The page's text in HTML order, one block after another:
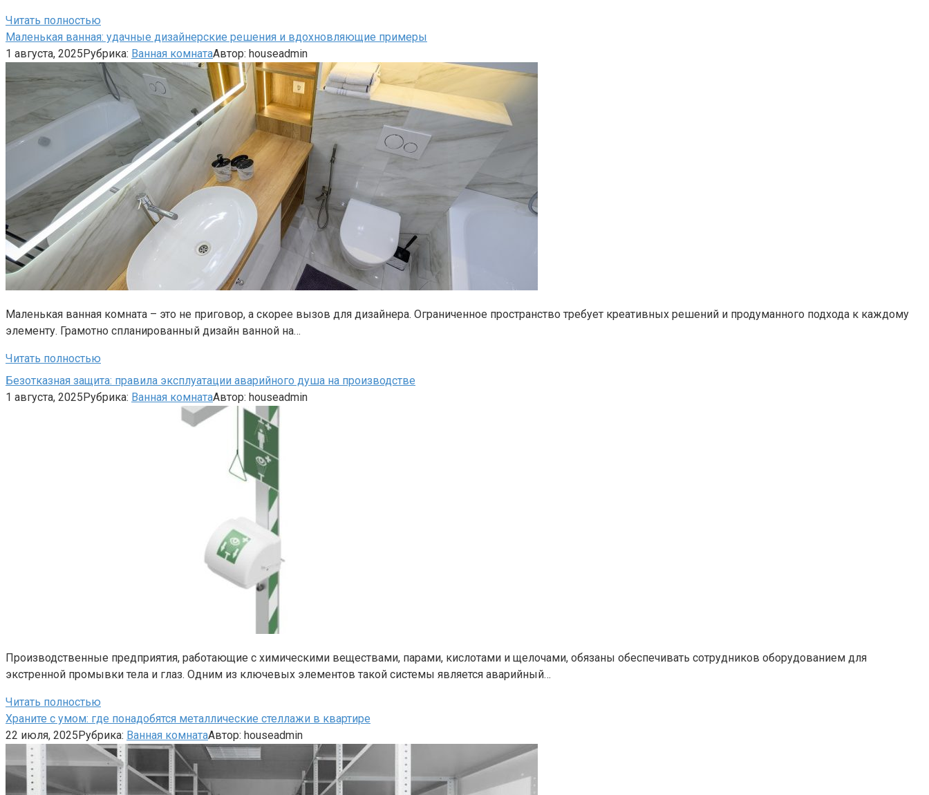
Читать полностью
Маленькая ванная: удачные дизайнерские решения и вдохновляющие примеры
1 августа, 2025Рубрика: Ванная комнатаАвтор: houseadmin
Маленькая ванная комната – это не приговор, а скорее вызов для дизайнера. Ограниченное пространство требует креативных решений и продуманного подхода к каждому
элементу. Грамотно спланированный дизайн ванной на…
Читать полностью
Безотказная защита: правила эксплуатации аварийного душа на производстве
1 августа, 2025Рубрика: Ванная комнатаАвтор: houseadmin
Производственные предприятия, работающие с химическими веществами, парами, кислотами и щелочами, обязаны обеспечивать сотрудников оборудованием для
экстренной промывки тела и глаз. Одним из ключевых элементов такой системы является аварийный…
Читать полностью
Храните с умом: где понадобятся металлические стеллажи в квартире
22 июля, 2025Рубрика: Ванная комнатаАвтор: houseadmin